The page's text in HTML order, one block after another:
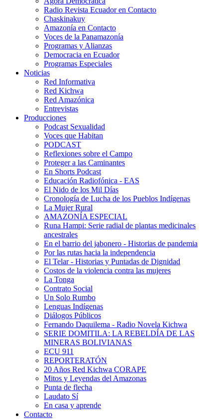
Radio Revista Ecuador en Contacto
Chaskinakuy
Amazonía en Contacto
Voces de la Panamazonía
Programas y Alianzas
Democracia en Ecuador
Programas Especiales
Noticias
Red Informativa
Red Kichwa
Red Amazónica
Entrevistas
Producciones
Podcast Sexualidad
Voces que Habitan
PODCAST
Reflexiones sobre el Campo
Proteger a las Caminantes
En Shorts Podcast
Educación Radiofónica - EAS
El Nido de los Mil Días
Cronología de Lucha de los Pueblos Indígenas
La Mujer Rural
AMAZONÍA ESPECIAL
Runa Hampi: Serie radial de plantas medicinales
ancestrales
En el barrio del jabonero - Historias de pandemia
Por las rutas hacia la independencia
El Telar - Historias y Puntadas de Dignidad
Costos de la violencia contra las mujeres
La Tonga
Contrato Social
Un Solo Rumbo
Lenguas Indígenas
Diálogos Públicos
Fernando Daquilema - Radio Novela Kichwa
SERIE DOMITILA: LA REBELDÍA DE LAS
MINERAS BOLIVIANAS
ECU 911
REPORTERATÓN
20 Años Red Kichwa CORAPE
Mitos y Leyendas del Amazonas
Punta de flecha
Laudato Sí
En casa y aprende
Contacto